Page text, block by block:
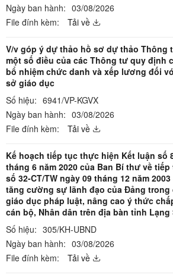
Ngày ban hành: 03/08/2026
File đính kèm:
Tải về
V/v góp ý dự thảo hồ sơ dự thảo Thông
một số điều của các Thông tư quy định
bổ nhiệm chức danh và xếp lương đối
sở giáo dục
Số hiệu: 6941/VP-KGVX
Ngày ban hành: 03/08/2026
File đính kèm:
Tải về
Kế hoạch tiếp tục thực hiện Kết luận số
tháng 6 năm 2020 của Ban Bí thư về
số 32-CT/TW ngày 09 tháng 12 năm
tăng cường sự lãnh đạo của Đảng trong
giáo dục pháp luật, nâng cao ý thức
cán bộ, Nhân dân trên địa bàn tỉnh Lạng
Số hiệu: 305/KH-UBND
Ngày ban hành: 03/08/2026
File đính kèm:
Tải về